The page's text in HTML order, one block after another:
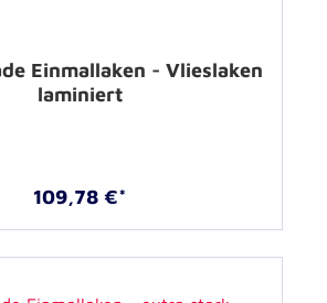
Einmallaken - Vlieslaken
laminiert
109,78 €*